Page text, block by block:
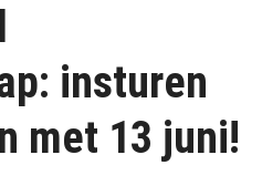
insturen
met 13 juni!